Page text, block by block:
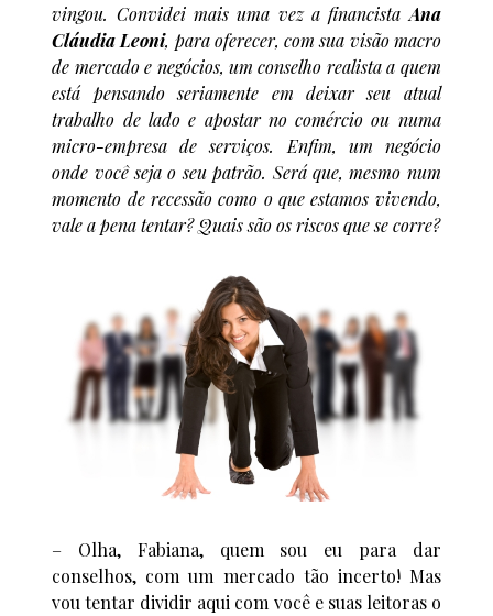
vingou. Convidei mais uma vez a financistaAna
Cláudia Leoni, para oferecer, com sua visão macro
de mercado e negócios, um conselho realista a quem
está pensando seriamente em deixar seu atual
trabalho de lado e apostar no comércio ou numa
micro-empresa de serviços. Enfim, um negócio
onde você seja o seu patrão. Será que, mesmo num
momento de recessão como o que estamos vivendo,
vale a pena tentar? Quais são os riscos que se corre?
– Olha, Fabiana, quem sou eu para dar
conselhos, com um mercado tão incerto! Mas
vou tentar dividir aqui com você e suas leitoras o